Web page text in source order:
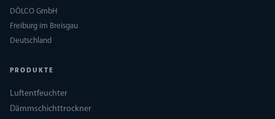
DÖLCO GmbH
Freiburg im Breisgau
Deutschland
PRODUKTE
Luftentfeuchter
Dämmschichttrockner